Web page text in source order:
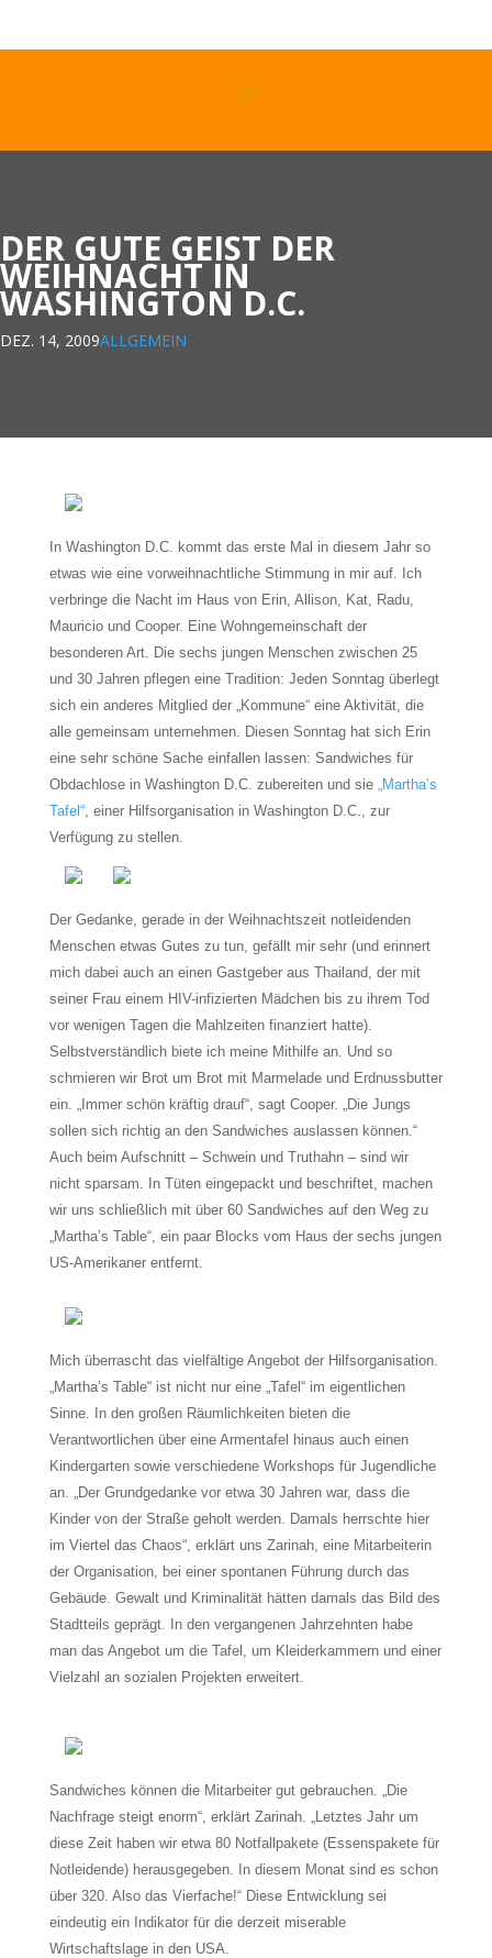
DER GUTE GEIST DER
WEIHNACHT IN
WASHINGTON D.C.
DEZ. 14, 2009ALLGEMEIN
In Washington D.C. kommt das erste Mal in diesem Jahr so
etwas wie eine vorweihnachtliche Stimmung in mir auf. Ich
verbringe die Nacht im Haus von Erin, Allison, Kat, Radu,
Mauricio und Cooper. Eine Wohngemeinschaft der
besonderen Art. Die sechs jungen Menschen zwischen 25
und 30 Jahren pflegen eine Tradition: Jeden Sonntag überlegt
sich ein anderes Mitglied der „Kommune“ eine Aktivität, die
alle gemeinsam unternehmen. Diesen Sonntag hat sich Erin
eine sehr schöne Sache einfallen lassen: Sandwiches für
Obdachlose in Washington D.C. zubereiten und sie „Martha’s
Tafel“, einer Hilfsorganisation in Washington D.C., zur
Verfügung zu stellen.
Der Gedanke, gerade in der Weihnachtszeit notleidenden
Menschen etwas Gutes zu tun, gefällt mir sehr (und erinnert
mich dabei auch an einen Gastgeber aus Thailand, der mit
seiner Frau einem HIV-infizierten Mädchen bis zu ihrem Tod
vor wenigen Tagen die Mahlzeiten finanziert hatte).
Selbstverständlich biete ich meine Mithilfe an. Und so
schmieren wir Brot um Brot mit Marmelade und Erdnussbutter
ein. „Immer schön kräftig drauf“, sagt Cooper. „Die Jungs
sollen sich richtig an den Sandwiches auslassen können.“
Auch beim Aufschnitt – Schwein und Truthahn – sind wir
nicht sparsam. In Tüten eingepackt und beschriftet, machen
wir uns schließlich mit über 60 Sandwiches auf den Weg zu
„Martha’s Table“, ein paar Blocks vom Haus der sechs jungen
US-Amerikaner entfernt.
Mich überrascht das vielfältige Angebot der Hilfsorganisation.
„Martha’s Table“ ist nicht nur eine „Tafel“ im eigentlichen
Sinne. In den großen Räumlichkeiten bieten die
Verantwortlichen über eine Armentafel hinaus auch einen
Kindergarten sowie verschiedene Workshops für Jugendliche
an. „Der Grundgedanke vor etwa 30 Jahren war, dass die
Kinder von der Straße geholt werden. Damals herrschte hier
im Viertel das Chaos“, erklärt uns Zarinah, eine Mitarbeiterin
der Organisation, bei einer spontanen Führung durch das
Gebäude. Gewalt und Kriminalität hätten damals das Bild des
Stadtteils geprägt. In den vergangenen Jahrzehnten habe
man das Angebot um die Tafel, um Kleiderkammern und einer
Vielzahl an sozialen Projekten erweitert.
Sandwiches können die Mitarbeiter gut gebrauchen. „Die
Nachfrage steigt enorm“, erklärt Zarinah. „Letztes Jahr um
diese Zeit haben wir etwa 80 Notfallpakete (Essenspakete für
Notleidende) herausgegeben. In diesem Monat sind es schon
über 320. Also das Vierfache!“ Diese Entwicklung sei
eindeutig ein Indikator für die derzeit miserable
Wirtschaftslage in den USA.